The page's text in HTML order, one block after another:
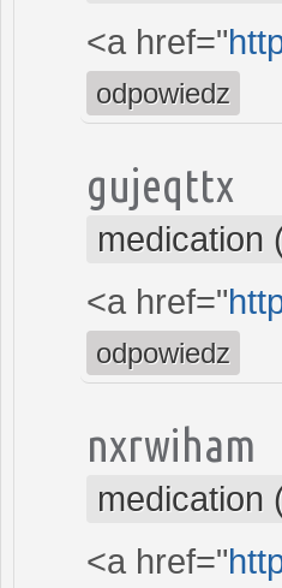
<a href="
odpowiedz
gujeqttx
medication
<a href="
odpowiedz
nxrwiham
medication
<a href="